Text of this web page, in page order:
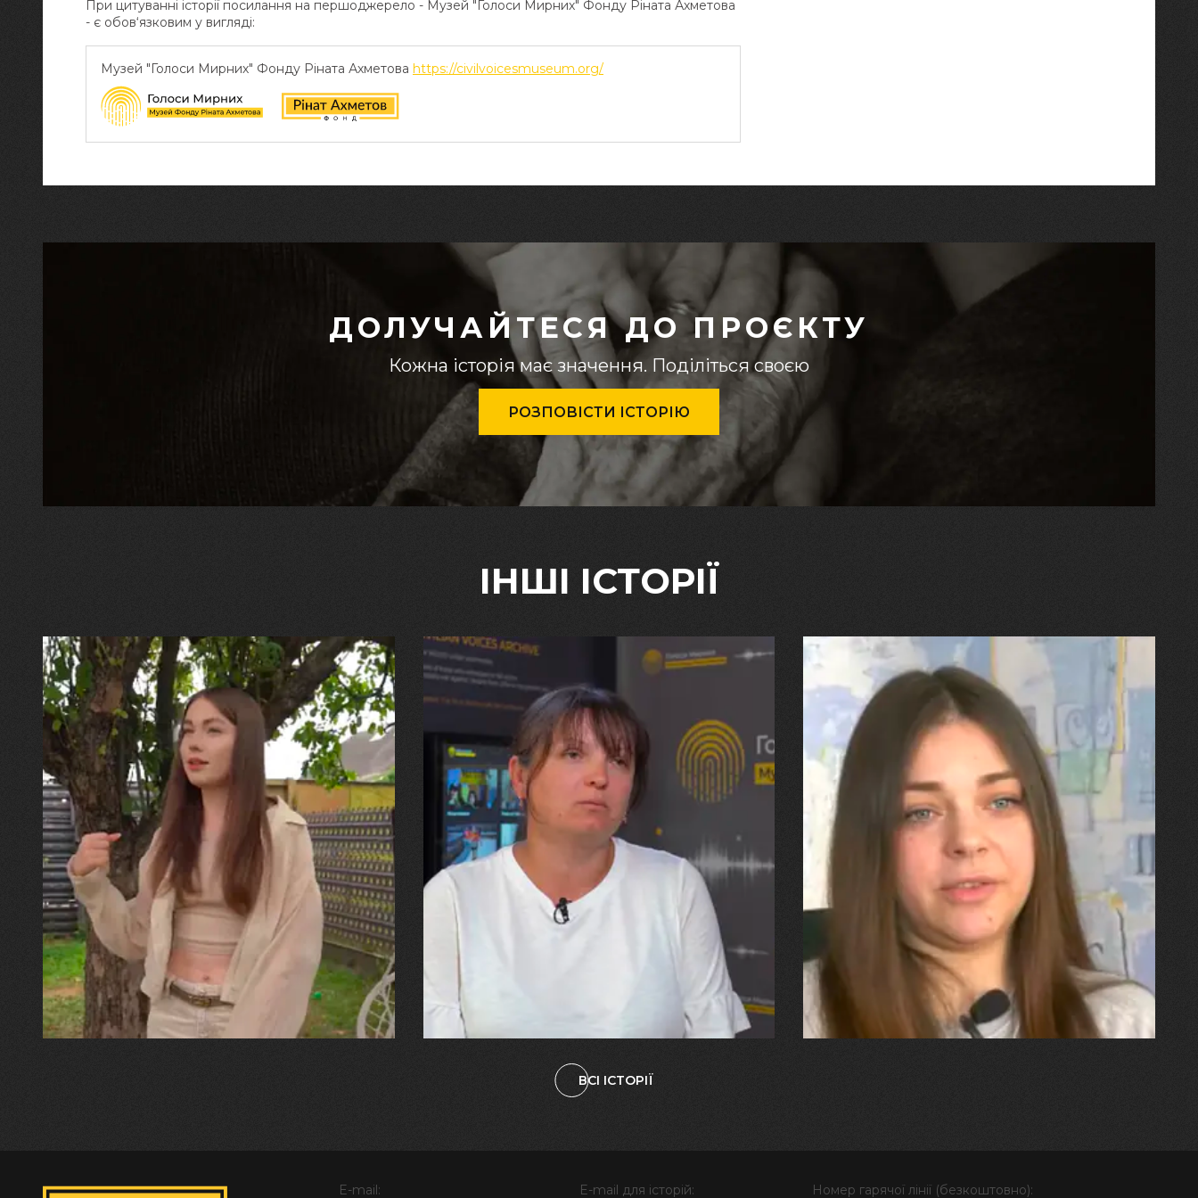
При цитуванні історії посилання на першоджерело - Музей "Голоси Мирних" Фонду Ріната Ахметова
- є обов‘язковим у вигляді:
Музей "Голоси Мирних" Фонду Ріната Ахметова https://civilvoicesmuseum.org/
ДОЛУЧАЙТЕСЯ ДО ПРОЄКТУ
Кожна історія має значення. Поділіться своєю
РОЗПОВІСТИ ІСТОРІЮ
ІНШІ ІСТОРІЇ
30.07.2026
Калина, Дарина та Віра Папроцькі
"Хвиля була, як від моря,
прозора і велика… Я ледве
встигла схопити племінницю"
29.07.2026
Марина, Ваїд та Аміна Харченко
"Попри всі втрати, ми не
зламалися: тепер я бачу
свого вбитого чоловіка у
наших дітях"
27.07.2026
"Я перенесла 11 операцій, та
плакала від фантомного
болю. Але маленька донька
бере за руку і змушує йти
далі"
ВСІ ІСТОРІЇ
E-mail: E-mail для історій: Номер гарячої лінії (безкоштовно):